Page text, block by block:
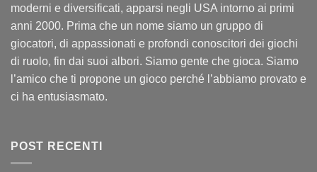
moderni e diversificati, apparsi negli USA intorno ai primi
anni 2000. Prima che un nome siamo un gruppo di
giocatori, di appassionati e profondi conoscitori dei giochi
di ruolo, fin dai suoi albori. Siamo gente che gioca. Siamo
l’amico che ti propone un gioco perché l’abbiamo provato e
ci ha entusiasmato.
POST RECENTI